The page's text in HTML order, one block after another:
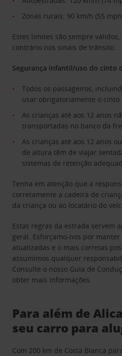
Zonas rurais: 90 km/h (55
Estes limites são sempre
contrário nos sinais de trânsito.
Segurança infantil/uso do cinto
Todos os passageiros,
usar obrigatoriamente o cinto
As crianças até aos 12 anos
transportadas no banco da
As crianças até aos 12 anos
de altura têm de viajar
sistemas de retenção
Tenha em atenção que a
corretamente a cadeira de
da criança ou ao locatário do
Estas regras da estrada servem
geral. Esforçamo-nos por
atualizadas e o mais corretas
assumimos qualquer
Consulte o nosso Guia de
obter mais informações.
Para além de
seu carro para
Com 200 km de Costa Blanca